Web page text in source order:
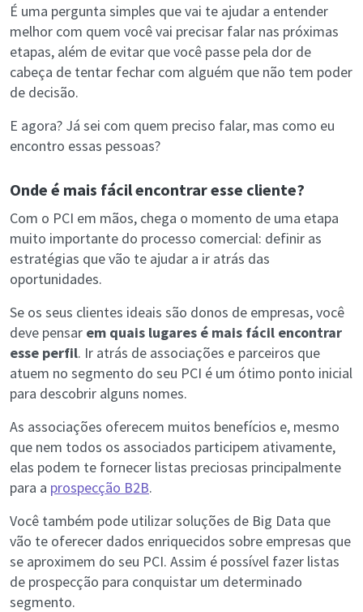
É uma pergunta simples que vai te ajudar a entender
melhor com quem você vai precisar falar nas próximas
etapas, além de evitar que você passe pela dor de
cabeça de tentar fechar com alguém que não tem poder
de decisão.
E agora? Já sei com quem preciso falar, mas como eu
encontro essas pessoas?
Onde é mais fácil encontrar esse cliente?
Com o PCI em mãos, chega o momento de uma etapa
muito importante do processo comercial: definir as
estratégias que vão te ajudar a ir atrás das
oportunidades.
Se os seus clientes ideais são donos de empresas, você
deve pensar em quais lugares é mais fácil encontrar
esse perfil. Ir atrás de associações e parceiros que
atuem no segmento do seu PCI é um ótimo ponto inicial
para descobrir alguns nomes.
As associações oferecem muitos benefícios e, mesmo
que nem todos os associados participem ativamente,
elas podem te fornecer listas preciosas principalmente
para a prospecção B2B.
Você também pode utilizar soluções de Big Data que
vão te oferecer dados enriquecidos sobre empresas que
se aproximem do seu PCI. Assim é possível fazer listas
de prospecção para conquistar um determinado
segmento.